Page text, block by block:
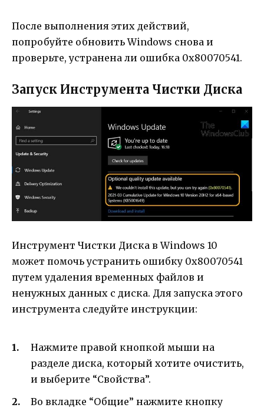
После выполнения этих действий,
попробуйте обновить Windows снова и
проверьте, устранена ли ошибка 0x80070541.
Запуск Инструмента Чистки Диска
Инструмент Чистки Диска в Windows 10
может помочь устранить ошибку 0x80070541
путем удаления временных файлов и
ненужных данных с диска. Для запуска этого
инструмента следуйте инструкции:
Нажмите правой кнопкой мыши на
разделе диска, который хотите очистить,
и выберите “Свойства”.
Во вкладке “Общие” нажмите кнопку